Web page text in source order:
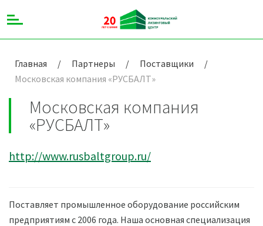
Главная / Партнеры / Поставщики
/
Московская компания «РУСБАЛТ»
Московская компания
«РУСБАЛТ»
http://www.rusbaltgroup.ru/
Поставляет промышленное оборудование российским
предприятиям с 2006 года. Наша основная специализация